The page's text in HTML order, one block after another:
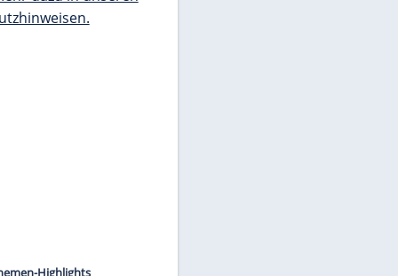
dass mir externe Inhalte